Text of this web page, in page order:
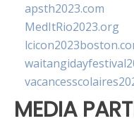
apsth2023.com
MedItRio2023.org
MEDIA